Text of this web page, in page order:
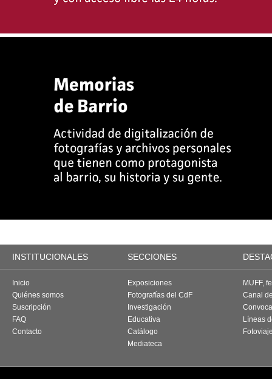
INSTITUCIONALES SECCIONES
Inicio
Quiénes somos
Suscripción
FAQ
Contacto
Exposiciones
Fotografías del CdF
Investigación
Educativa
Catálogo
Mediateca
MUFF,
Canal
Líneas